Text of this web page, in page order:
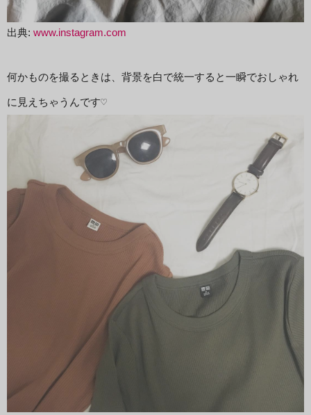
出典: www.instagram.com
何かものを撮るときは、背景を白で統一すると一瞬でおしゃれ
に見えちゃうんです♡